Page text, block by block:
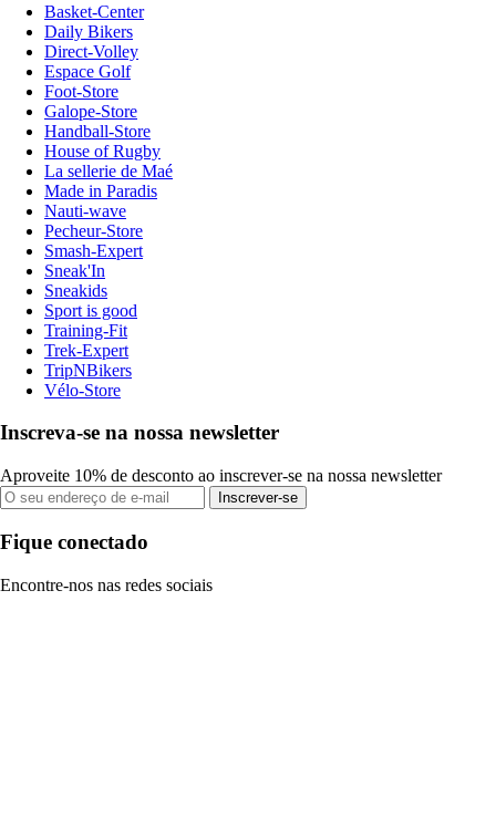
Basket-Center
Daily Bikers
Direct-Volley
Espace Golf
Foot-Store
Galope-Store
Handball-Store
House of Rugby
La sellerie de Maé
Made in Paradis
Nauti-wave
Pecheur-Store
Smash-Expert
Sneak'In
Sneakids
Sport is good
Training-Fit
Trek-Expert
TripNBikers
Vélo-Store
Inscreva-se na nossa newsletter
Aproveite 10% de desconto ao inscrever-se na nossa newsletter
Inscrever-se
Fique conectado
Encontre-nos nas redes sociais